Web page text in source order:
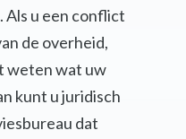
Als u een conflict
de overheid,
weten wat uw
kunt u juridisch
dat